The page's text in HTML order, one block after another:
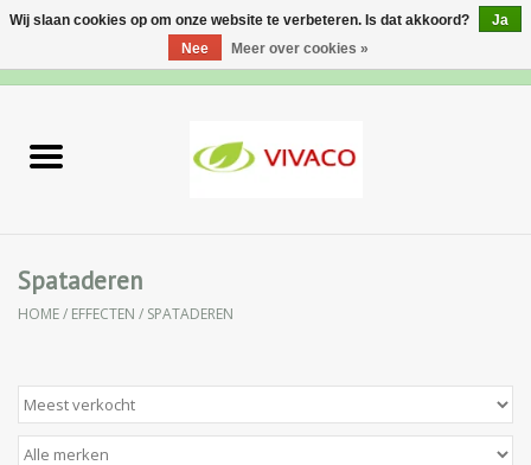
Lichaamsverzorging
Specialiteiten
Natuurlijke Kruiden
Spataderen
HOME/ EFFECTEN / SPATADEREN
Wij slaan cookies op om onze website te verbeteren. Is dat akkoord?
Ja
Nee
Meer over cookies »